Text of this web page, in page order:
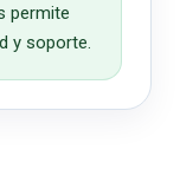
permite
y soporte.